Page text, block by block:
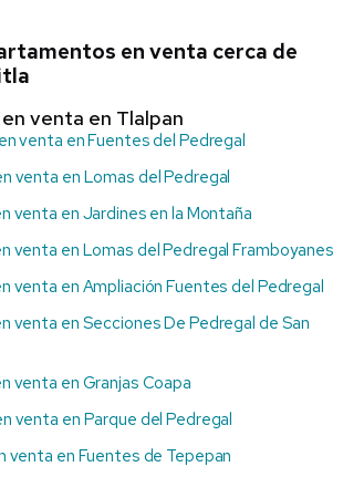
en venta cerca de
venta en Tlalpan
en venta en Fuentes del Pedregal
venta en Lomas del Pedregal
venta en Jardines en la Montaña
venta en Lomas del Pedregal Framboyanes
venta en Ampliación Fuentes del Pedregal
venta en Secciones De Pedregal de San
venta en Granjas Coapa
venta en Parque del Pedregal
venta en Fuentes de Tepepan